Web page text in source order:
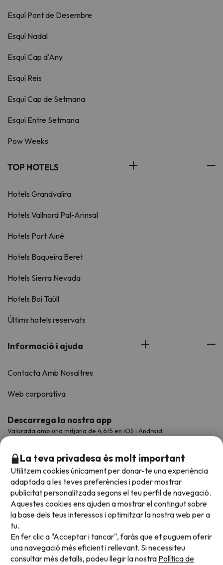
Esquí Pont de Desembre
Esquí Nadal
Esquí Cap d'Any
Esquí Reis
Esquí Cap de Setmana
Esquí Entre Setmana
Pow Weeks
TOP HOTELS
Hotels Grandvalira
Hotels Vallnord Pal-Arinsal
Hotels Port Ainé
Hotels Baqueira Beret
Hotels Sierra Nevada
Hotels Boí Taüll
Últims hotels reservats
Informació i ajuda
Contacta Amb Nosaltres
Web corporativa
Descarrega la nostra app
Valorada amb una mitjana de 4,6/5 en iOS i Android.
Acceptem
La teva privadesa és molt important
Utilitzem cookies únicament per donar-te una experiència
adaptada a les teves preferències i poder mostrar
publicitat personalitzada segons el teu perfil de navegació.
Aquestes cookies ens ajuden a mostrar el contingut sobre
la base dels teus interessos i optimitzar la nostra web per a
tu.
En fer clic a "Acceptar i tancar", faràs que et puguem oferir
una navegació més eficient i rellevant. Si necessiteu
consultar més detalls, podeu llegir la nostra Política de